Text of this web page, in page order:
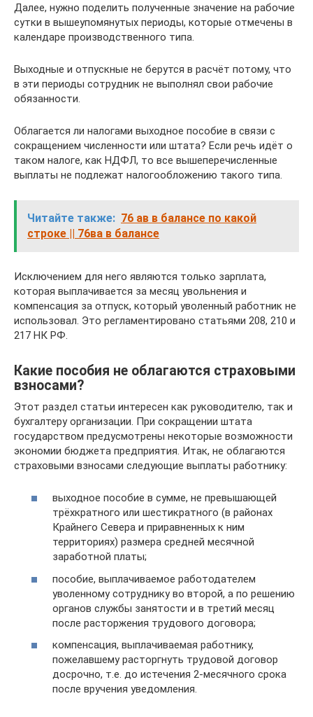
Далее, нужно поделить полученные значение на рабочие
сутки в вышеупомянутых периоды, которые отмечены в
календаре производственного типа.
Выходные и отпускные не берутся в расчёт потому, что
в эти периоды сотрудник не выполнял свои рабочие
обязанности.
Облагается ли налогами выходное пособие в связи с
сокращением численности или штата? Если речь идёт о
таком налоге, как НДФЛ, то все вышеперечисленные
выплаты не подлежат налогообложению такого типа.
Читайте также: 76 ав в балансе по какой
строке || 76ва в балансе
Исключением для него являются только зарплата,
которая выплачивается за месяц увольнения и
компенсация за отпуск, который уволенный работник не
использовал. Это регламентировано статьями 208, 210 и
217 НК РФ.
Какие пособия не облагаются страховыми
взносами?
Этот раздел статьи интересен как руководителю, так и
бухгалтеру организации. При сокращении штата
государством предусмотрены некоторые возможности
экономии бюджета предприятия. Итак, не облагаются
страховыми взносами следующие выплаты работнику:
выходное пособие в сумме, не превышающей
трёхкратного или шестикратного (в районах
Крайнего Севера и приравненных к ним
территориях) размера средней месячной
заработной платы;
пособие, выплачиваемое работодателем
уволенному сотруднику во второй, а по решению
органов службы занятости и в третий месяц
после расторжения трудового договора;
компенсация, выплачиваемая работнику,
пожелавшему расторгнуть трудовой договор
досрочно, т.е. до истечения 2-месячного срока
после вручения уведомления.